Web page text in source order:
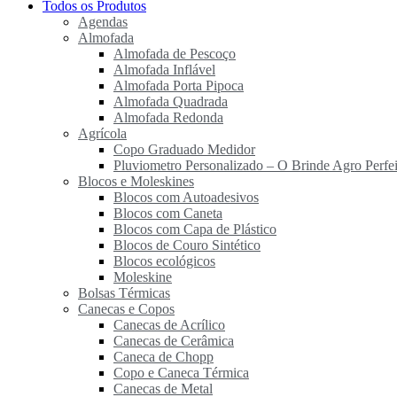
Todos os Produtos
Agendas
Almofada
Almofada de Pescoço
Almofada Inflável
Almofada Porta Pipoca
Almofada Quadrada
Almofada Redonda
Agrícola
Copo Graduado Medidor
Pluviometro Personalizado – O Brinde Agro
Blocos e Moleskines
Blocos com Autoadesivos
Blocos com Caneta
Blocos com Capa de Plástico
Blocos de Couro Sintético
Blocos ecológicos
Moleskine
Bolsas Térmicas
Canecas e Copos
Canecas de Acrílico
Canecas de Cerâmica
Caneca de Chopp
Copo e Caneca Térmica
Canecas de Metal